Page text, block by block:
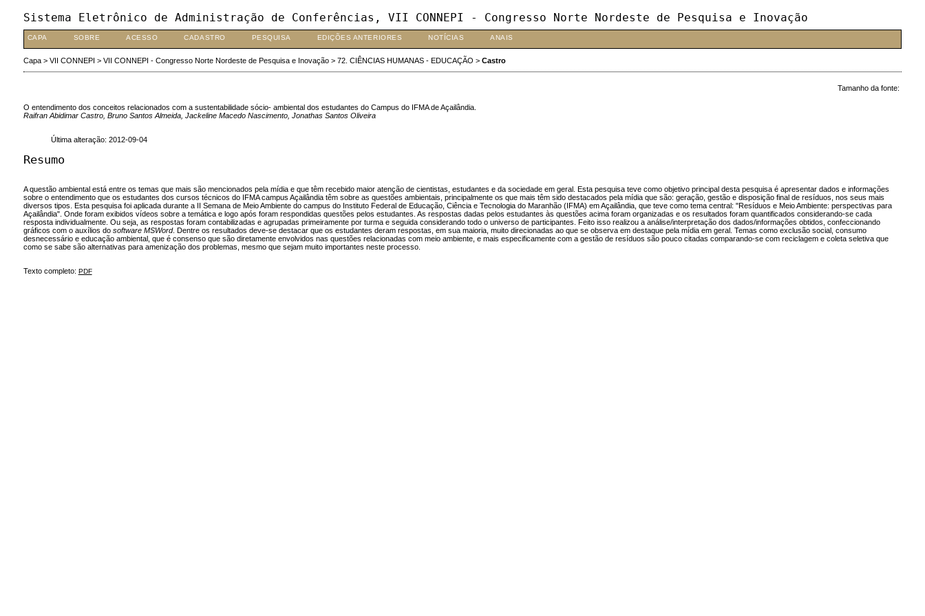
Sistema Eletrônico de Administração de Conferências, VII CONNEPI - Congresso Norte Nordeste de Pesquisa e Inovação
CAPA SOBRE ACESSO CADASTRO PESQUISA EDIÇÕES ANTERIORES NOTÍCIAS ANAIS
Capa> VII CONNEPI > VII CONNEPI - Congresso Norte Nordeste de Pesquisa e Inovação> 72. CIÊNCIAS HUMANAS - EDUCAÇÃO > Castro
Tamanho da fonte:
O entendimento dos conceitos relacionados com a sustentabilidade sócio- ambiental dos estudantes do Campus do IFMA de Açailândia.
Raifran Abidimar Castro, Bruno Santos Almeida, Jackeline Macedo Nascimento, Jonathas Santos Oliveira
Última alteração: 2012-09-04
Resumo
A questão ambiental está entre os temas que mais são mencionados pela mídia e que têm recebido maior atenção de cientistas, estudantes e da sociedade em geral. Esta pesquisa teve como objetivo principal desta pesquisa é apresentar dados e informações
sobre o entendimento que os estudantes dos cursos técnicos do IFMA campus Açailândia têm sobre as questões ambientais, principalmente os que mais têm sido destacados pela mídia que são: geração, gestão e disposição final de resíduos, nos seus mais
diversos tipos. Esta pesquisa foi aplicada durante a II Semana de Meio Ambiente do campus do Instituto Federal de Educação, Ciência e Tecnologia do Maranhão (IFMA) em Açailândia, que teve como tema central: "Resíduos e Meio Ambiente: perspectivas para
Açailândia". Onde foram exibidos vídeos sobre a temática e logo após foram respondidas questões pelos estudantes. As respostas dadas pelos estudantes às questões acima foram organizadas e os resultados foram quantificados considerando-se cada
resposta individualmente. Ou seja, as respostas foram contabilizadas e agrupadas primeiramente por turma e seguida considerando todo o universo de participantes. Feito isso realizou a análise/interpretação dos dados/informações obtidos, confeccionando
gráficos com o auxílios do software MSWord. Dentre os resultados deve-se destacar que os estudantes deram respostas, em sua maioria, muito direcionadas ao que se observa em destaque pela mídia em geral. Temas como exclusão social, consumo
desnecessário e educação ambiental, que é consenso que são diretamente envolvidos nas questões relacionadas com meio ambiente, e mais especificamente com a gestão de resíduos são pouco citadas comparando-se com reciclagem e coleta seletiva que
como se sabe são alternativas para amenização dos problemas, mesmo que sejam muito importantes neste processo.
Texto completo: PDF